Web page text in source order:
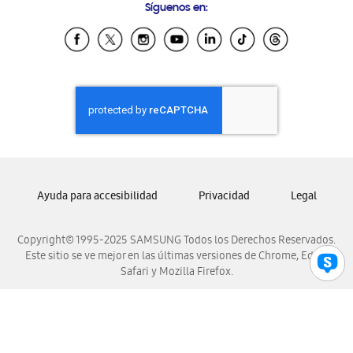
Samsung Ecuador
Samsung El Salvador
Samsung Honduras
Samsung Nicaragua
Samsung Panamá
Samsung Venezuela
Síguenos en:
Copyright© 1995-2025 SAMSUNG Todos los Derechos Reservados.
Este sitio se ve mejor en las últimas versiones de Chrome, Edge,
Safari y Mozilla Firefox.
Ayuda para accesibilidad Privacidad Legal